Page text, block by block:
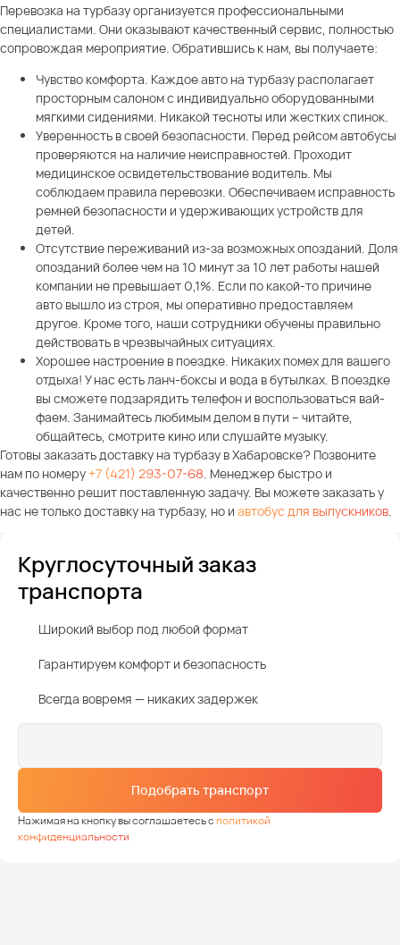
Перевозка на турбазу организуется профессиональными
специалистами. Они оказывают качественный сервис, полностью
сопровождая мероприятие. Обратившись к нам, вы получаете:
Чувство комфорта. Каждое авто на турбазу располагает
просторным салоном с индивидуально оборудованными
мягкими сидениями. Никакой тесноты или жестких спинок.
Уверенность в своей безопасности. Перед рейсом автобусы
проверяются на наличие неисправностей. Проходит
медицинское освидетельствование водитель. Мы
соблюдаем правила перевозки. Обеспечиваем исправность
ремней безопасности и удерживающих устройств для
детей.
Отсутствие переживаний из-за возможных опозданий. Доля
опозданий более чем на 10 минут за 10 лет работы нашей
компании не превышает 0,1%. Если по какой-то причине
авто вышло из строя, мы оперативно предоставляем
другое. Кроме того, наши сотрудники обучены правильно
действовать в чрезвычайных ситуациях.
Хорошее настроение в поездке. Никаких помех для вашего
отдыха! У нас есть ланч-боксы и вода в бутылках. В поездке
вы сможете подзарядить телефон и воспользоваться вай-
фаем. Занимайтесь любимым делом в пути – читайте,
общайтесь, смотрите кино или слушайте музыку.
Готовы заказать доставку на турбазу в Хабаровске? Позвоните
нам по номеру+7 (421) 293-07-68 . Менеджер быстро и
качественно решит поставленную задачу. Вы можете заказать у
нас не только доставку на турбазу, но и автобус для выпускников
Круглосуточный заказ
транспорта
Широкий выбор под любой формат
Гарантируем комфорт и безопасность
Всегда вовремя — никаких задержек
Подобрать транспорт
Нажимая на кнопку вы соглашаетесь сполитикой
конфиденциальности